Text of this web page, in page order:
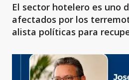
El sector hotelero es uno
afectados por los
alista políticas para